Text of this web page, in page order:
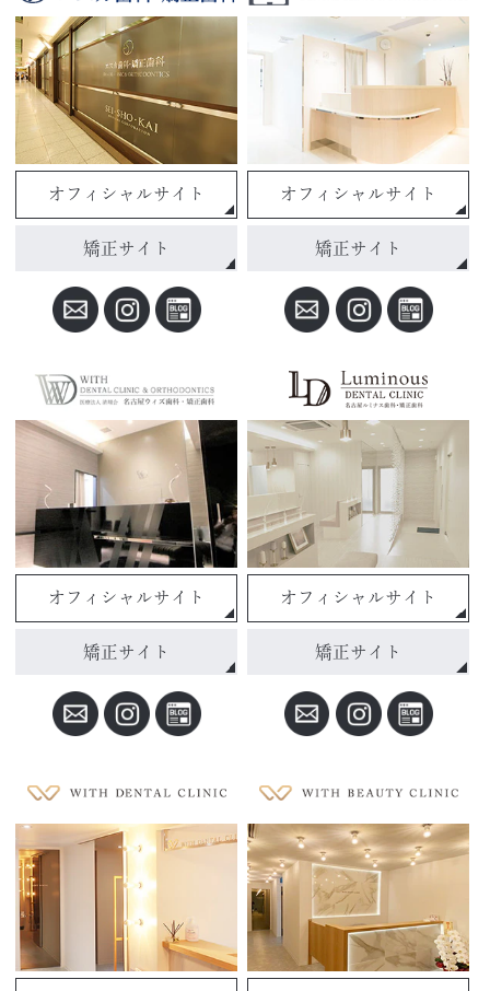
オフィシャルサイト
矯正サイト
オフィシャルサイト
矯正サイト
オフィシャルサイト
矯正サイト
オフィシャルサイト
矯正サイト